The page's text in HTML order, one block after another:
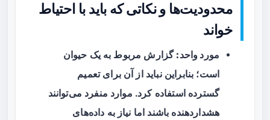
محدودیت‌ها و نکاتی که باید با احتیاط
خواند
مورد واحد: گزارش مربوط به یک حیوان
است؛ بنابراین نباید از آن برای تعمیم
گسترده استفاده کرد. موارد منفرد می‌توانند
هشداردهنده باشند اما نیاز به داده‌های